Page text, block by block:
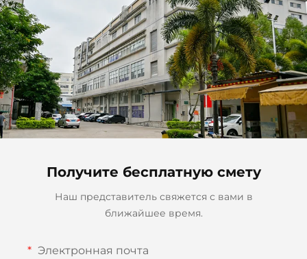
Получите бесплатную смету
Наш представитель свяжется с вами в
ближайшее время.
Электронная почта